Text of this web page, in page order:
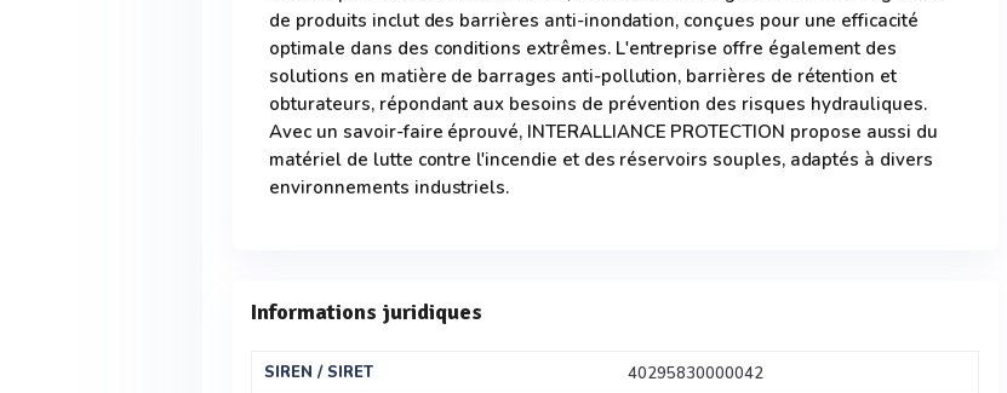
de produits inclut des barrières anti-inondation, conçues pour une efficacité
optimale dans des conditions extrêmes. L'entreprise offre également des
solutions en matière de barrages anti-pollution, barrières de rétention et
obturateurs, répondant aux besoins de prévention des risques hydrauliques.
Avec un savoir-faire éprouvé, INTERALLIANCE PROTECTION propose aussi du
matériel de lutte contre l'incendie et des réservoirs souples, adaptés à divers
environnements industriels.
Informations juridiques
SIREN / SIRET
40295830000042